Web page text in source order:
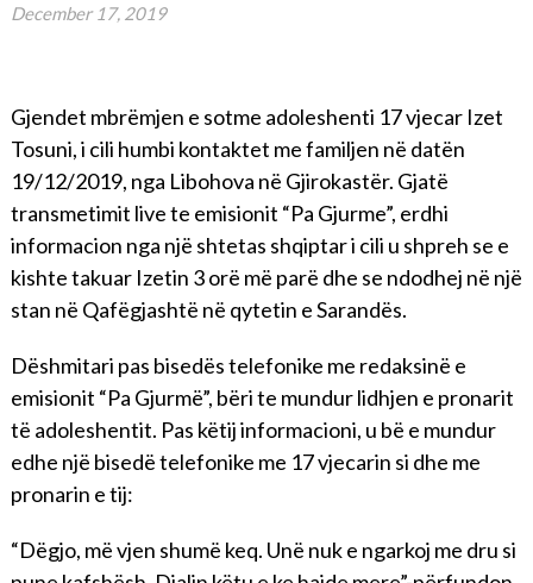
December 17, 2019
Gjendet mbrëmjen e sotme adoleshenti 17 vjecar Izet
Tosuni, i cili humbi kontaktet me familjen në datën
19/12/2019, nga Libohova në Gjirokastër. Gjatë
transmetimit live te emisionit “Pa Gjurme”, erdhi
informacion nga një shtetas shqiptar i cili u shpreh se e
kishte takuar Izetin 3 orë më parë dhe se ndodhej në një
stan në Qafëgjashtë në qytetin e Sarandës.
Dëshmitari pas bisedës telefonike me redaksinë e
emisionit “Pa Gjurmë”, bëri te mundur lidhjen e pronarit
të adoleshentit. Pas këtij informacioni, u bë e mundur
edhe një bisedë telefonike me 17 vjecarin si dhe me
pronarin e tij:
“Dëgjo, më vjen shumë keq. Unë nuk e ngarkoj me dru si